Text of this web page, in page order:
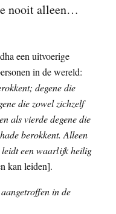
nooit alleen…
een uitvoerige
in de wereld:
degene die
die zowel zichzelf
als vierde degene die
berokkent. Alleen
leidt een waarlijk heilig
kan leiden].
in de